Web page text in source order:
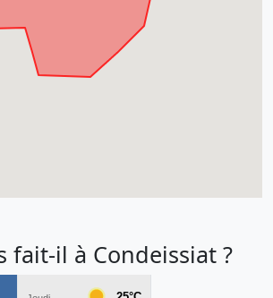
fait-il à Condeissiat ?